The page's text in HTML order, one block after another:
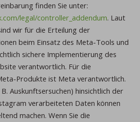
finden Sie unter:
legal/controller_addendum. Laut
wir für die Erteilung der
beim Einsatz des Meta-Tools und
sichere Implementierung des
verantwortlich. Für die
Produkte ist Meta verantwortlich.
Auskunftsersuchen) hinsichtlich der
verarbeiteten Daten können
machen. Wenn Sie die